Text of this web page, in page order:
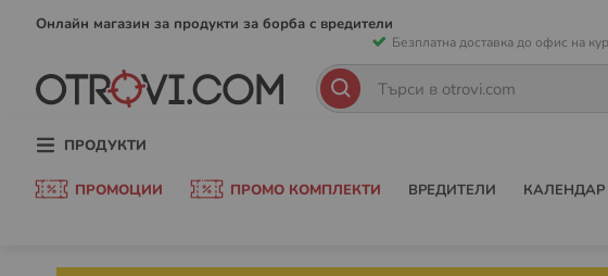
Онлайн магазин за продукти за борба с вредители
Безплатна доставка до офис на
към
съдържанието
ТърсенеТърсене
ПРОДУКТИ
ПРОМОЦИИ ПРОМО КОМПЛЕКТИ ВРЕДИТЕЛИ